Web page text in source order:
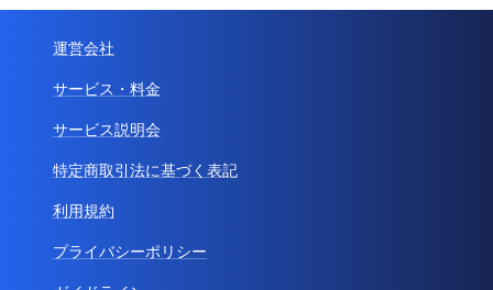
運営会社
サービス・料金
サービス説明会
特定商取引法に基づく表記
利用規約
プライバシーポリシー